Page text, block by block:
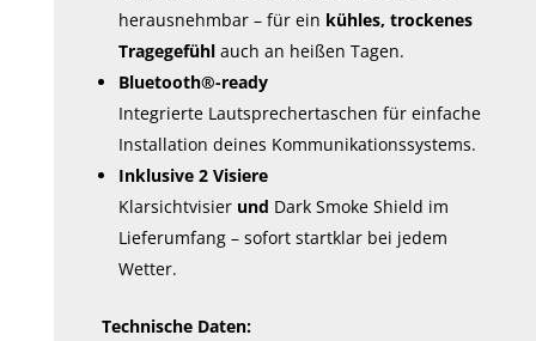
herausnehmbar – für ein kühles, trockenes
Tragegefühl auch an heißen Tagen.
Bluetooth®-ready
Integrierte Lautsprechertaschen für einfache
Installation deines Kommunikationssystems.
Inklusive 2 Visiere
Klarsichtvisier und Dark Smoke Shield im
Lieferumfang – sofort startklar bei jedem
Wetter.
Technische Daten: